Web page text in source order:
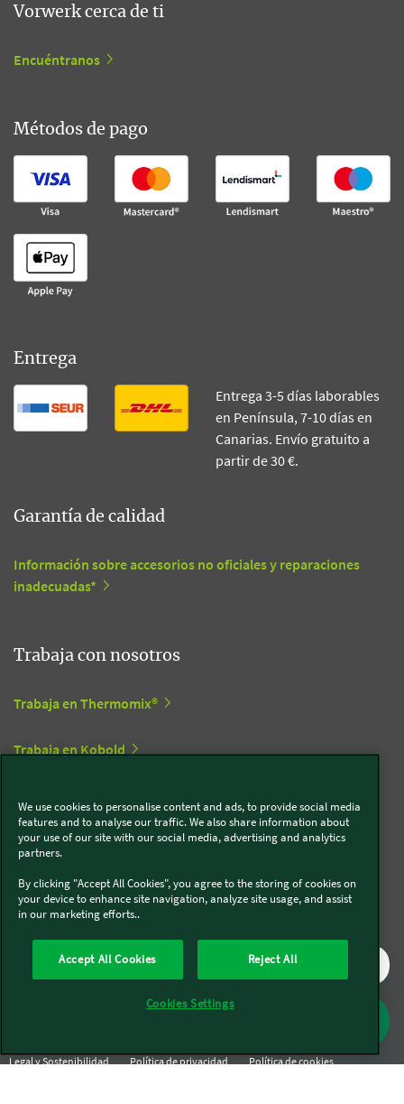
Vorwerk cerca de ti
Encuéntranos
Métodos de pago
Entrega
Entrega 3-5 días laborables
en Península, 7-10 días en
Canarias. Envío gratuito a
partir de 30 €.
Garantía de calidad
Información sobre accesorios no oficiales y reparaciones
inadecuadas*
Trabaja con nosotros
Trabaja en Thermomix®
Trabaja en Kobold
Síguenos en redes sociales
Thermomix®
Legal y Sostenibilidad Política de privacidad
Política de cookies
We use cookies to personalise content and ads, to provide social media
features and to analyse our traffic. We also share information about
your use of our site with our social media, advertising and analytics
partners.
By clicking "Accept All Cookies", you agree to the storing of cookies on
your device to enhance site navigation, analyze site usage, and assist
in our marketing efforts..
Accept All Cookies Reject All
Cookies Settings